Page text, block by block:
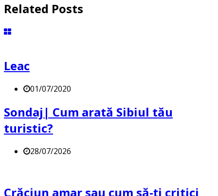
Related Posts
Leac
01/07/2020
Sondaj| Cum arată Sibiul tău
turistic?
28/07/2026
Crăciun amar sau cum să-ți critici